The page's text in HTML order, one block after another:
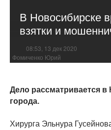
В Новосибирске
взятки и
08:53, 13 дек 2020
Фомиченко Юрий
Дело рассматривается
города.
Хирурга Эльнура